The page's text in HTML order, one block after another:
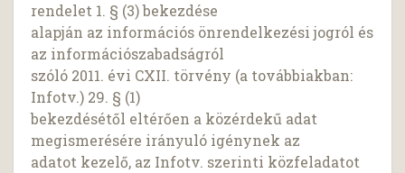
rendelet 1. § (3) bekezdése
alapján az információs önrendelkezési jogról és
az információszabadságról
szóló 2011. évi CXII. törvény (a továbbiakban:
Infotv.) 29. § (1)
bekezdésétől eltérően a közérdekű adat
megismerésére irányuló igénynek az
adatot kezelő, az Infotv. szerinti közfeladatot